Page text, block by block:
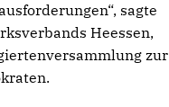
sagte
Heessen,
zur